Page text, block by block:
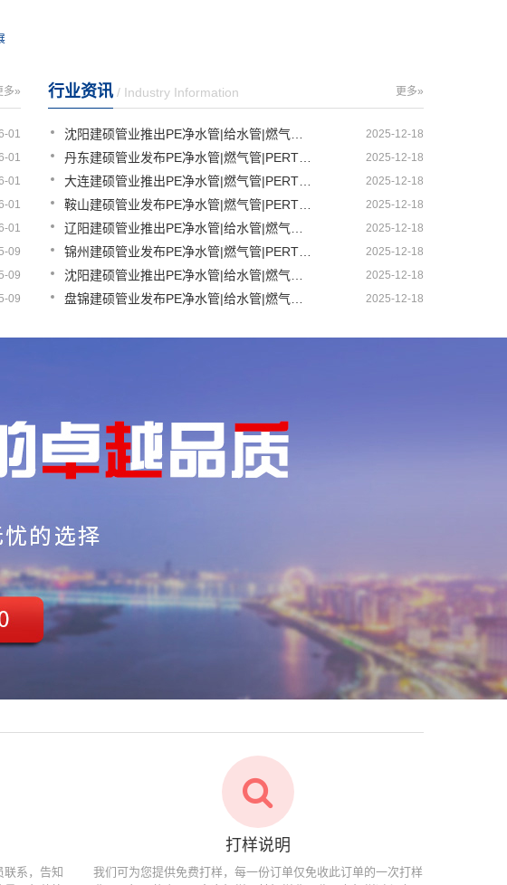
多»
01
01
01
01
01
09
09
09
更多»
行业资讯 / Industry Information
2025-12-18
2025-12-18
2025-12-18
2025-12-18
2025-12-18
2025-12-18
2025-12-18
2025-12-18
联系，告知
打样说明
我们可为您提供免费打样，每一份订单仅免收此订单的一次打样